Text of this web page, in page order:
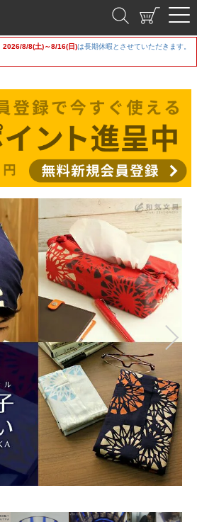
2026/8/8(土)～8/16(日)は長期休暇とさせていただきます。